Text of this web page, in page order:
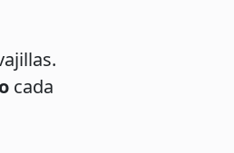
cada